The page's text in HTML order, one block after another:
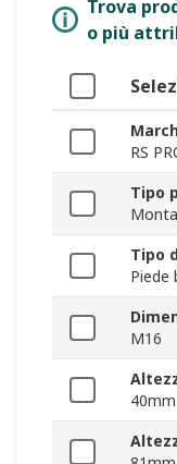
Trova
o più
RS
Tipo
Tipo
Piede
M16
40mm